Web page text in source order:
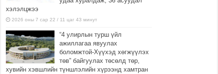
хэлэлцжээ
2026 оны 7 сар 22 / 11 цаг 43 минут
“4 улирлын турш үйл
ажиллагаа явуулах
боломжтой-Хүүхэд хөгжүүлэх
төв” байгуулах төсөлд төр,
хувийн хэвшлийн түншлэлийн хүрээнд хамтран